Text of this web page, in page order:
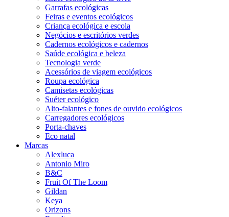
Garrafas ecológicas
Feiras e eventos ecológicos
Criança ecológica e escola
Negócios e escritórios verdes
Cadernos ecológicos e cadernos
Saúde ecológica e beleza
Tecnologia verde
Acessórios de viagem ecológicos
Roupa ecológica
Camisetas ecológicas
Suéter ecológico
Alto-falantes e fones de ouvido ecológicos
Carregadores ecológicos
Porta-chaves
Eco natal
Marcas
Alexluca
Antonio Miro
B&C
Fruit Of The Loom
Gildan
Keya
Orizons